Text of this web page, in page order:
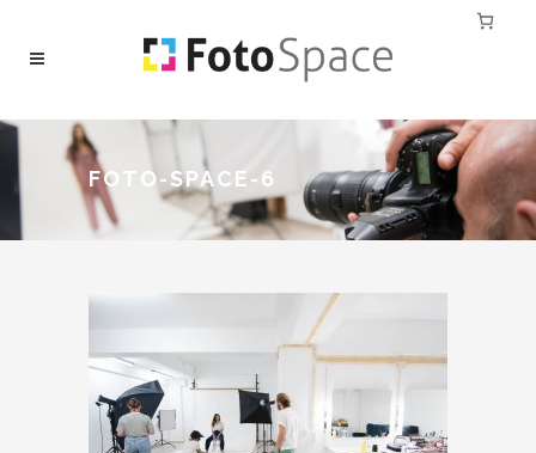
FOTO-SPACE-6